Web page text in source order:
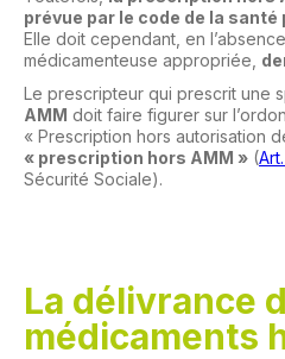
prévue par le code de la santé
Elle doit cependant, en
médicamenteuse appropriée,
Le prescripteur qui prescrit une
AMM doit faire figurer sur
« Prescription hors autorisation
« prescription hors AMM » (
Sécurité Sociale).
La délivrance
médicaments